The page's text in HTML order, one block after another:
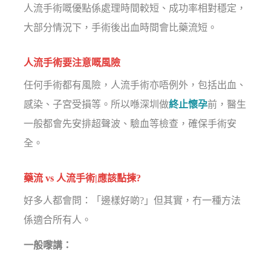
人流手術嘅優點係處理時間較短、成功率相對穩定，
大部分情況下，手術後出血時間會比藥流短。
人流手術要注意嘅風險
任何手術都有風險，人流手術亦唔例外，包括出血、
感染、子宮受損等。所以喺深圳做終止懷孕前，醫生
一般都會先安排超聲波、驗血等檢查，確保手術安
全。
藥流 vs 人流手術|應該點揀?
好多人都會問：「邊樣好啲?」但其實，冇一種方法
係適合所有人。
一般嚟講：